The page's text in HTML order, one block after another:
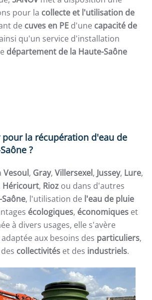
pour la collecte et l'utilisation de
de cuves en PE d'une capacité de
qu'un service d'installation
département de la Haute-Saône
la récupération d'eau de
?
Vesoul, Gray, Villersexel, Jussey, Lure,
Héricourt, Rioz ou dans d'autres
, l'utilisation de l'eau de pluie
écologiques, économiques et
à divers usages, elle s'avère
aux besoins des particuliers,
collectivités et des industriels.